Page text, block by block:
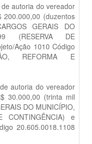
de autoria do vereador
(duzentos
GERAIS DO
(RESERVA DE
Ação 1010 Código
REFORMA E
autoria do vereador
30.000,00 (trinta mil
DO MUNICÍPIO,
CONTINGÊNCIA) e
20.605.0018.1108